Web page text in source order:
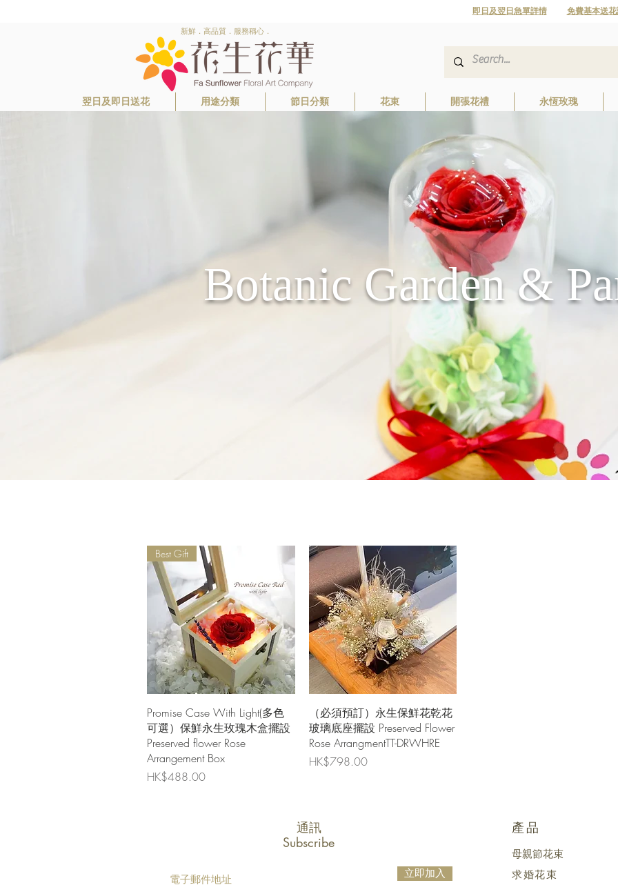
即日及翌日急單詳情 免費基本送
新鮮．高品質．服務稱心．
翌日及即日送花 用途分類 節日分類 花束 開張花禮 永恆玫瑰
Botanic Garden &
快速瀏覽
Best Gift
Promise Case With Light(多色
可選）保鮮永生玫瑰木盒擺設
Preserved flower Rose
Arrangement Box
價格
HK$488.00
快速瀏覽
（必須預訂）永生保鮮花乾花
玻璃底座擺設 Preserved Flower
Rose ArrangmentTT-DRWHRE
價格
HK$798.00
通訊
Subscribe
立即加入
產品
母親節花束
求婚花束